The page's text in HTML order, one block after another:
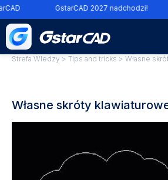
GstarCAD 2027 nadchodzi!
Strefa WIedzy > Tips and tricks > Własne
Własne skróty